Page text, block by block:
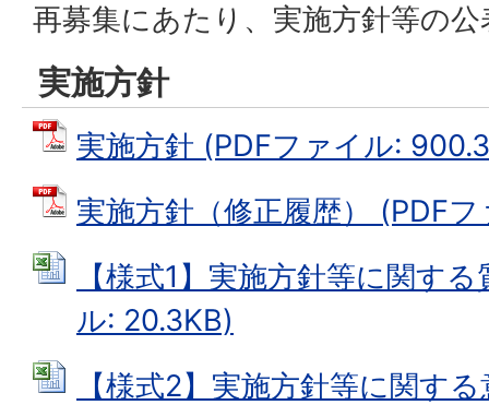
再募集にあたり、実施方針等の
実施方針
実施方針 (PDFファイル:
実施方針（修正履歴） (PDF
【様式1】実施方針等に関す
ル: 20.3KB)
【様式2】実施方針等に関す